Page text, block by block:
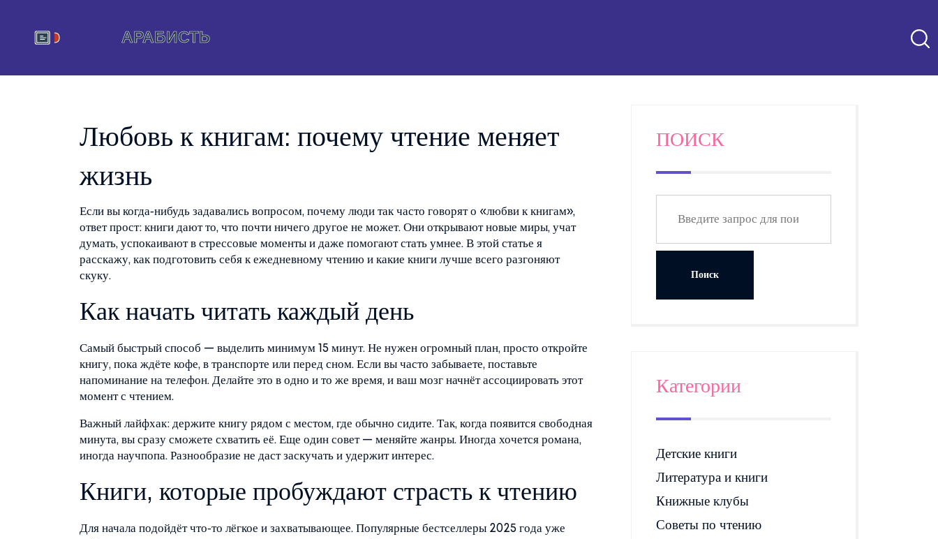
Любовь к книгам: почему чтение меняет
жизнь
Если вы когда‑нибудь задавались вопросом, почему люди так часто говорят о «любви к книгам»,
ответ прост: книги дают то, что почти ничего другое не может. Они открывают новые миры, учат
думать, успокаивают в стрессовые моменты и даже помогают стать умнее. В этой статье я
расскажу, как подготовить себя к ежедневному чтению и какие книги лучше всего разгоняют
скуку.
Как начать читать каждый день
Самый быстрый способ — выделить минимум 15 минут. Не нужен огромный план, просто откройте
книгу, пока ждёте кофе, в транспорте или перед сном. Если вы часто забываете, поставьте
напоминание на телефон. Делайте это в одно и то же время, и ваш мозг начнёт ассоциировать этот
момент с чтением.
Важный лайфхак: держите книгу рядом с местом, где обычно сидите. Так, когда появится свободная
минута, вы сразу сможете схватить её. Еще один совет — меняйте жанры. Иногда хочется романа,
иногда научпопа. Разнообразие не даст заскучать и удержит интерес.
Книги, которые пробуждают страсть к чтению
Для начала подойдёт что‑то лёгкое и захватывающее. Популярные бестселлеры 2025 года уже
ПОИСК
Категории
Детские книги
Литература и книги
Книжные клубы
Советы по чтению